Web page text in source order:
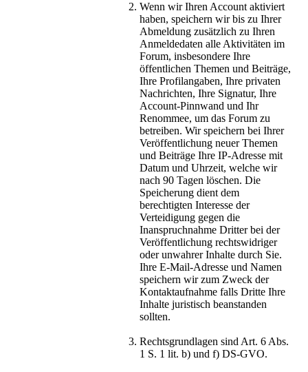
Wenn wir Ihren Account aktiviert
haben, speichern wir bis zu Ihrer
Abmeldung zusätzlich zu Ihren
Anmeldedaten alle Aktivitäten im
Forum, insbesondere Ihre
öffentlichen Themen und Beiträge,
Ihre Profilangaben, Ihre privaten
Nachrichten, Ihre Signatur, Ihre
Account-Pinnwand und Ihr
Renommee, um das Forum zu
betreiben. Wir speichern bei Ihrer
Veröffentlichung neuer Themen
und Beiträge Ihre IP-Adresse mit
Datum und Uhrzeit, welche wir
nach 90 Tagen löschen. Die
Speicherung dient dem
berechtigten Interesse der
Verteidigung gegen die
Inanspruchnahme Dritter bei der
Veröffentlichung rechtswidriger
oder unwahrer Inhalte durch Sie.
Ihre E-Mail-Adresse und Namen
speichern wir zum Zweck der
Kontaktaufnahme falls Dritte Ihre
Inhalte juristisch beanstanden
sollten.
Rechtsgrundlagen sind Art. 6 Abs.
1 S. 1 lit. b) und f) DS-GVO.